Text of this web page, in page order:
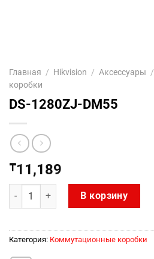
Главная / Hikvision / Аксесcуары /
коробки
DS-1280ZJ-DM55
₸11,189
Количество товара DS-1280ZJ-DM55
В корзину
Категория: Коммутационные коробки